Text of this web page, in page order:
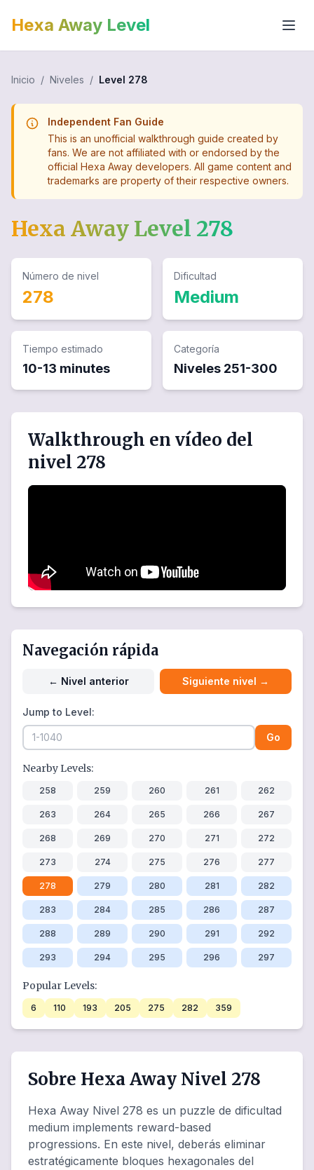
Hexa Away Level
Inicio / Niveles / Level 278
Independent Fan Guide
This is an unofficial walkthrough guide created by
fans. We are not affiliated with or endorsed by the
official Hexa Away developers. All game content and
trademarks are property of their respective owners.
Hexa Away Level 278
Número de nivel
278
Dificultad
Medium
Tiempo estimado
10-13 minutes
Categoría
Niveles 251-300
Walkthrough en vídeo del
nivel 278
Navegación rápida
← Nivel anterior Siguiente nivel →
Jump to Level:
Go
Nearby Levels:
258 259 260 261 262
263 264 265 266 267
268 269 270 271 272
273 274 275 276 277
278 279 280 281 282
283 284 285 286 287
288 289 290 291 292
293 294 295 296 297
Popular Levels:
6 110 193 205 275 282 359
Sobre Hexa Away Nivel 278
Hexa Away Nivel 278 es un puzzle de dificultad
medium implements reward-based
progressions. En este nivel, deberás eliminar
estratégicamente bloques hexagonales del